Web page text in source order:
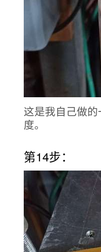
这是我自己做
度。
第14步：